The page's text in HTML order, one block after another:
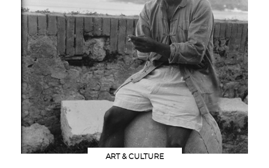
ART & CULTURE